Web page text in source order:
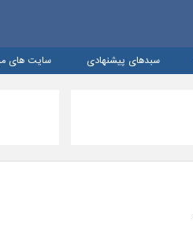
سبدهای پیشنهادی سایت های